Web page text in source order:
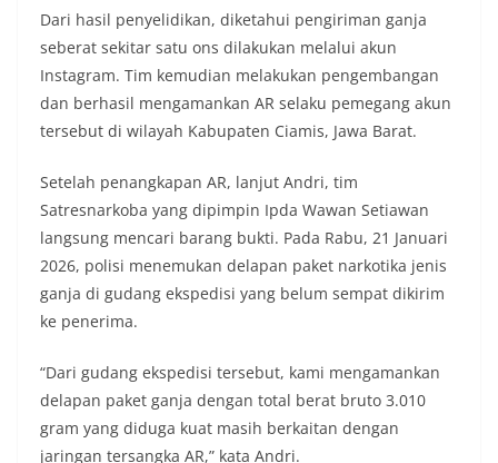
Dari hasil penyelidikan, diketahui pengiriman ganja
seberat sekitar satu ons dilakukan melalui akun
Instagram. Tim kemudian melakukan pengembangan
dan berhasil mengamankan AR selaku pemegang akun
tersebut di wilayah Kabupaten Ciamis, Jawa Barat.
Setelah penangkapan AR, lanjut Andri, tim
Satresnarkoba yang dipimpin Ipda Wawan Setiawan
langsung mencari barang bukti. Pada Rabu, 21 Januari
2026, polisi menemukan delapan paket narkotika jenis
ganja di gudang ekspedisi yang belum sempat dikirim
ke penerima.
“Dari gudang ekspedisi tersebut, kami mengamankan
delapan paket ganja dengan total berat bruto 3.010
gram yang diduga kuat masih berkaitan dengan
jaringan tersangka AR,” kata Andri.